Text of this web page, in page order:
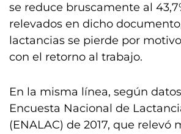
se reduce bruscamente al
relevados en dicho
lactancias se pierde por
con el retorno al trabajo.
En la misma línea, según
Encuesta Nacional de
(ENALAC) de 2017, que relevó